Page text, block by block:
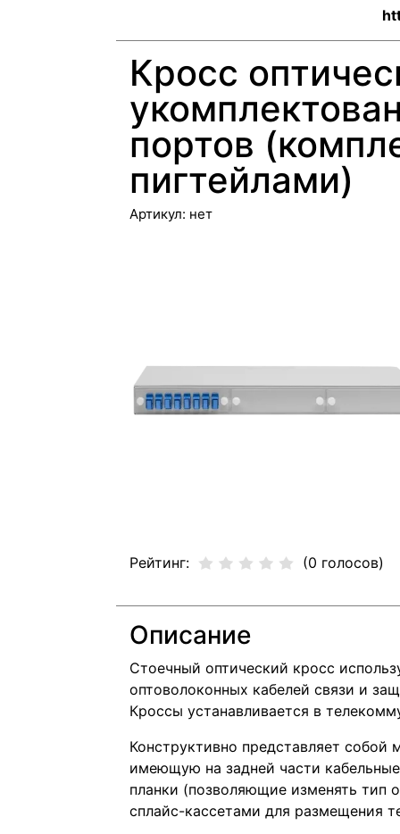
Кросс
портов
пигтейлами)
Артикул: нет
Рейтинг: (0 голосов)
Описание
Стоечный оптический кросс
оптоволоконных кабелей связи и
Кроссы устанавливается в
Конструктивно представляет
имеющую на задней части
планки (позволяющие изменять тип
сплайс-кассетами для размещения